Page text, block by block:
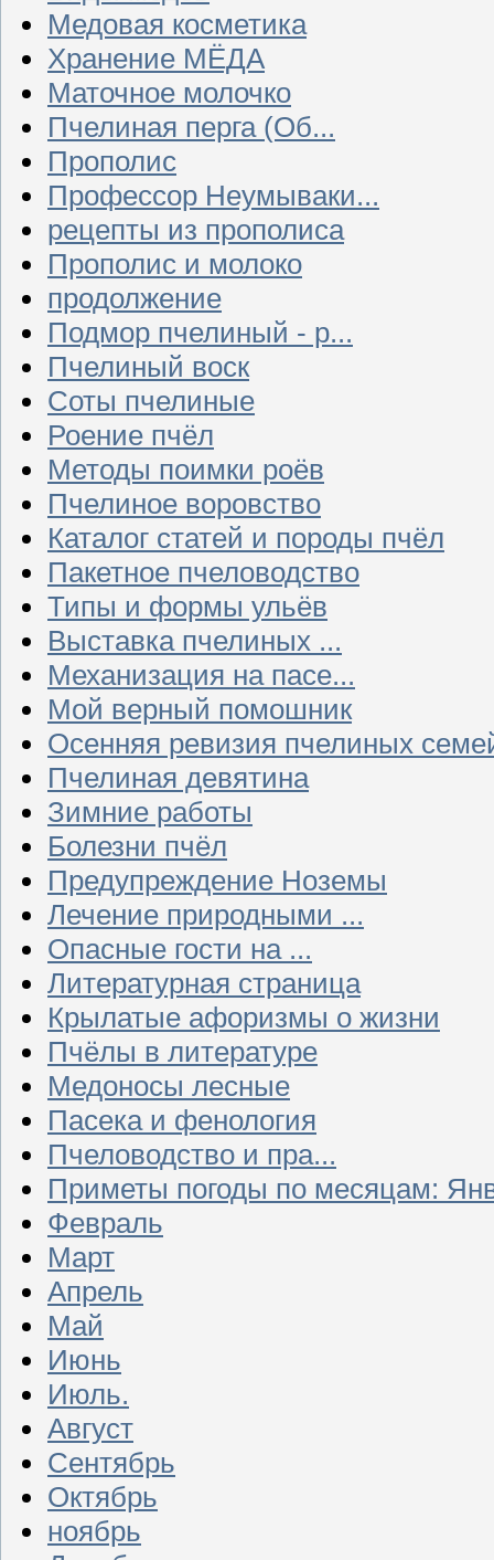
Медовая косметика
Хранение МЁДА
Маточное молочко
Пчелиная перга (Об...
Прополис
Профессор Неумываки...
рецепты из прополиса
Прополис и молоко
продолжение
Подмор пчелиный - р...
Пчелиный воск
Соты пчелиные
Роение пчёл
Методы поимки роёв
Пчелиное воровство
Каталог статей и породы пчёл
Пакетное пчеловодство
Типы и формы ульёв
Выставка пчелиных ...
Механизация на пасе...
Мой верный помошник
Осенняя ревизия пчелиных
Пчелиная девятина
Зимние работы
Болезни пчёл
Предупреждение Ноземы
Лечение природными ...
Опасные гости на ...
Литературная страница
Крылатые афоризмы о жизни
Пчёлы в литературе
Медоносы лесные
Пасека и фенология
Пчеловодство и пра...
Приметы погоды по месяцам:
Февраль
Март
Апрель
Май
Июнь
Июль.
Август
Сентябрь
Октябрь
ноябрь